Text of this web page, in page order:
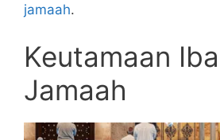
jamaah.
Keutamaan
Jamaah